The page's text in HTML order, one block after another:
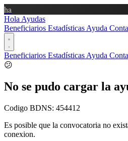
ha
Hola Ayudas
Beneficiarios Estadísticas Ayuda
Beneficiarios Estadísticas Ayuda
😕
No se pudo cargar la
Codigo BDNS: 454412
Es posible que la convocatoria no
conexion.